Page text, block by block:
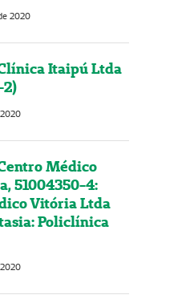
2020
Itaipú Ltda
2)
Médico
51004350-4:
Vitória Ltda
Policlínica